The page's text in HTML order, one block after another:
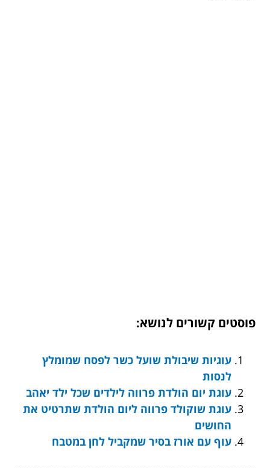
פוסטים קשורים לנושא:
עוגיות שיבולת שועל כשר לפסח שמומלץ
לנסות
עוגת יום הולדת פרווה לילדים שכל ילד יאהב
עוגת שוקולד פרווה ליום הולדת שתרטיט את
החושים
עוף עם אורז בסיר שמקביל לחן במטבח